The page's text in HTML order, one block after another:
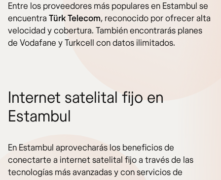
Entre los proveedores más populares en Estambul se
encuentra Türk Telecom, reconocido por ofrecer alta
velocidad y cobertura. También encontrarás planes
de Vodafane y Turkcell con datos ilimitados.
Internet satelital fijo en
Estambul
En Estambul aprovecharás los beneficios de
conectarte a internet satelital fijo a través de las
tecnologías más avanzadas y con servicios de